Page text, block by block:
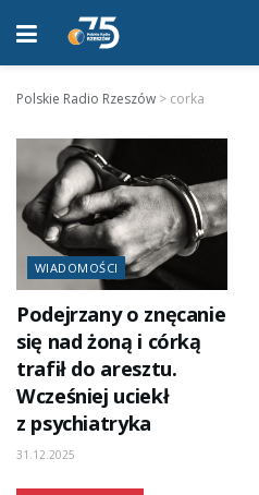
Polskie Radio Rzeszów > corka
WIADOMOŚCI
Podejrzany o znęcanie
się nad żoną i córką
trafił do aresztu.
Wcześniej uciekł
z psychiatryka
31.12.2025